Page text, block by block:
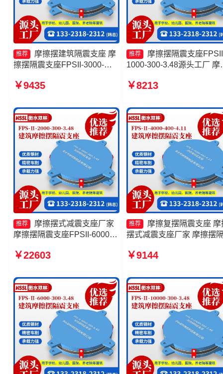
推荐
摩擦摆建筑隔震支座 摩
擦摆隔震支座FPSII-3000-
FPSII-7000-400-4.11源头工
2000-400-4.11厂家
￥9435
推荐
摩擦摆隔震支座
1000-300-3.48源头工厂 摩
3.48生产厂家 摩擦滑移隔
￥8213
推荐
摩擦摆式减震支座厂家
摩擦摆隔震支座FPSII-6000-
厂家 摩擦摆支座-15.0ZX支座
￥22603
推荐
摩擦复摆隔震支座 摩
摆式减震支座厂家 摩擦摆
头工厂 减隔震摩擦摆支座
￥9144